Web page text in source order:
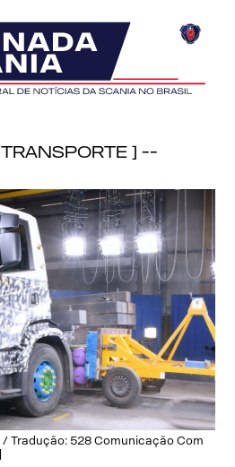
] --
Tradução: 528 Comunicação Com